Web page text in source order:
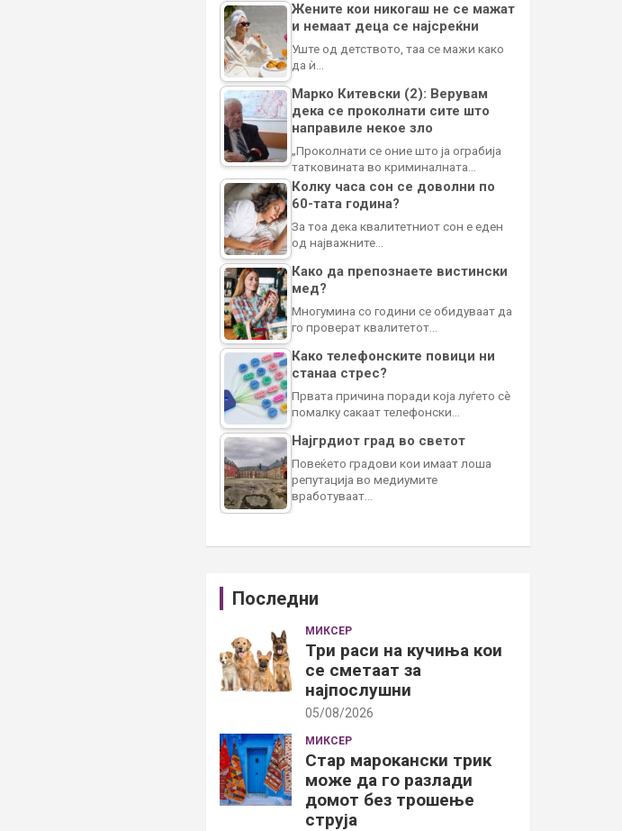
Жените кои никогаш не се мажат
и немаат деца се најсреќни
Уште од детството, таа се мажи како
да ѝ…
Марко Китевски (2): Верувам
дека се проколнати сите што
направиле некое зло
„Проколнати се оние што ја ограбија
татковината во криминалната…
Колку часа сон се доволни по
60-тата година?
За тоа дека квалитетниот сон е еден
од најважните…
Како да препознаете вистински
мед?
Многумина со години се обидуваат да
го проверат квалитетот…
Како телефонските повици ни
станаа стрес?
Првата причина поради која луѓето сè
помалку сакаат телефонски…
Најгрдиот град во светот
Повеќето градови кои имаат лоша
репутација во медиумите
вработуваат…
Последни
МИКСЕР
Три раси на кучиња кои
се сметаат за
најпослушни
05/08/2026
МИКСЕР
Стар марокански трик
може да го разлади
домот без трошење
струја